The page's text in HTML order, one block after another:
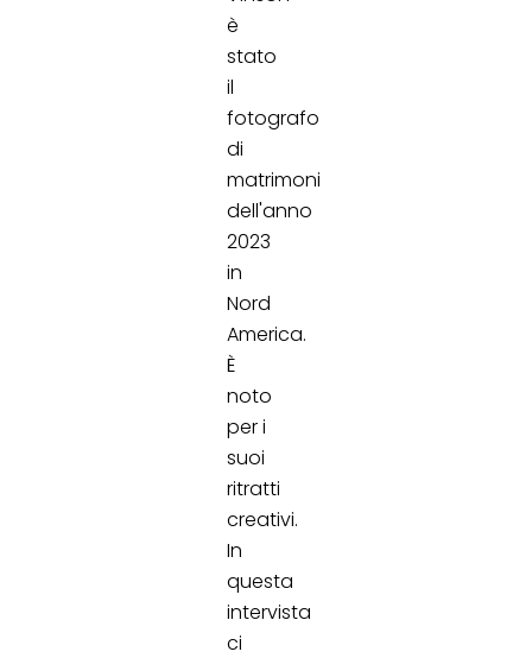
è
stato
il
fotografo
di
matrimoni
dell'anno
2023
in
Nord
America.
È
noto
per i
suoi
ritratti
creativi.
In
questa
intervista
ci